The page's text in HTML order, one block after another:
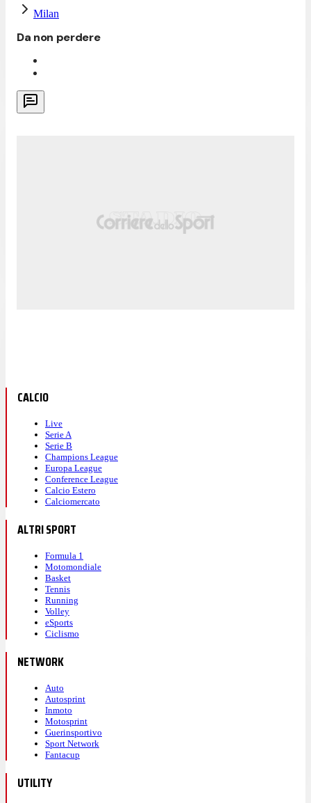
Milan
Da non perdere
CALCIO
Live
Serie A
Serie B
Champions League
Europa League
Conference League
Calcio Estero
Calciomercato
ALTRI SPORT
Formula 1
Motomondiale
Basket
Tennis
Running
Volley
eSports
Ciclismo
NETWORK
Auto
Autosprint
Inmoto
Motosprint
Guerinsportivo
Sport Network
Fantacup
UTILITY